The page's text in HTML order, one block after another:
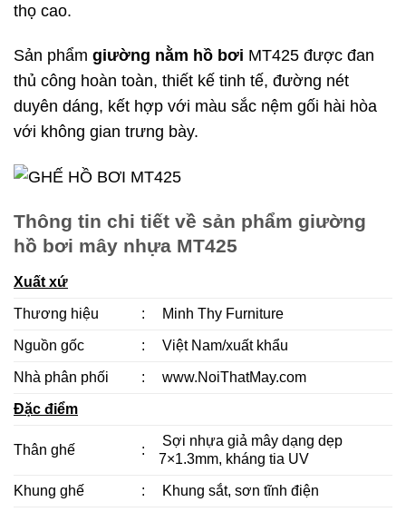
thọ cao.
Sản phẩm giường nằm hồ bơi MT425 được đan
thủ công hoàn toàn, thiết kế tinh tế, đường nét
duyên dáng, kết hợp với màu sắc nệm gối hài hòa
với không gian trưng bày.
Thông tin chi tiết về sản phẩm giường
hồ bơi mây nhựa MT425
Xuất xứ
Thương hiệu : Minh Thy Furniture
Nguồn gốc : Việt Nam/xuất khẩu
Nhà phân phối : www.NoiThatMay.com
Đặc điểm
Thân ghế :
Sợi nhựa giả mây dạng dẹp
7×1.3mm, kháng tia UV
Khung ghế : Khung sắt, sơn tĩnh điện